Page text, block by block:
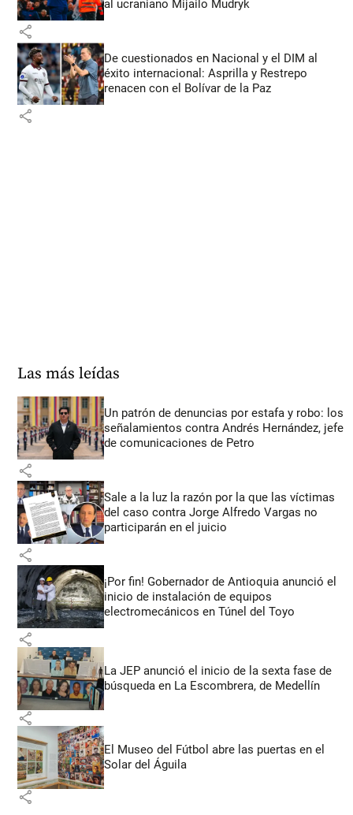
al ucraniano Mijailo Mudryk
share
De cuestionados en Nacional y el DIM al
éxito internacional: Asprilla y Restrepo
renacen con el Bolívar de la Paz
share
Las más leídas
Un patrón de denuncias por estafa y robo: los
señalamientos contra Andrés Hernández, jefe
de comunicaciones de Petro
share
Sale a la luz la razón por la que las víctimas
del caso contra Jorge Alfredo Vargas no
participarán en el juicio
share
¡Por fin! Gobernador de Antioquia anunció el
inicio de instalación de equipos
electromecánicos en Túnel del Toyo
share
La JEP anunció el inicio de la sexta fase de
búsqueda en La Escombrera, de Medellín
share
El Museo del Fútbol abre las puertas en el
Solar del Águila
share